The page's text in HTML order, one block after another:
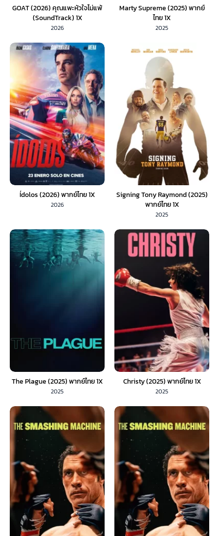
GOAT (2026) คุณแพะหัวใจไม่แพ้
(SoundTrack) 1X
2026
Marty Supreme (2025) พากย์
ไทย 1X
2025
Ídolos (2026) พากย์ไทย 1X
2026
Signing Tony Raymond (2025)
พากย์ไทย 1X
2025
The Plague (2025) พากย์ไทย 1X
2025
Christy (2025) พากย์ไทย 1X
2025